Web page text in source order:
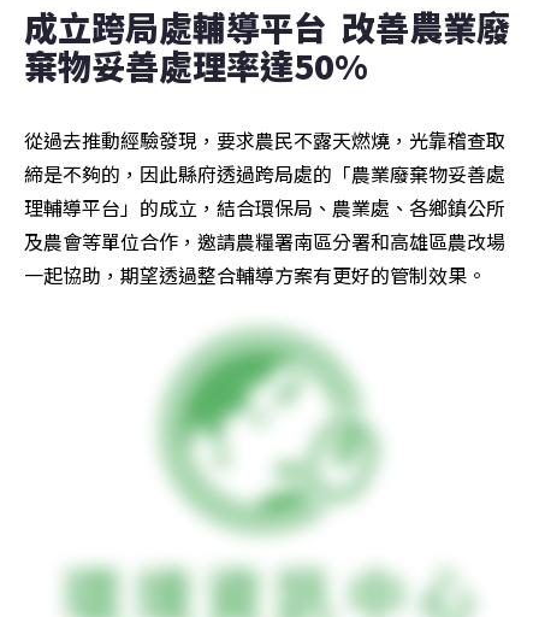
成立跨局處輔導平台  改善農業廢
棄物妥善處理率達50%
從過去推動經驗發現，要求農民不露天燃燒，光靠稽查取
締是不夠的，因此縣府透過跨局處的「農業廢棄物妥善處
理輔導平台」的成立，結合環保局、農業處、各鄉鎮公所
及農會等單位合作，邀請農糧署南區分署和高雄區農改場
一起協助，期望透過整合輔導方案有更好的管制效果。